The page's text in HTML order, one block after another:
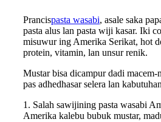
Prancispasta wasabi, asale saka
pasta alus lan pasta wiji kasar. Iki
misuwur ing Amerika Serikat, hot
protein, vitamin, lan unsur renik.
Mustar bisa dicampur dadi macem-
pas adhedhasar selera lan
1. Salah sawijining pasta wasabi
Amerika kalebu bubuk mustar,